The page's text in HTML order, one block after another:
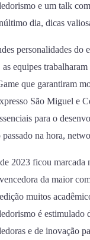
e um talk
dia, dicas
personalidades do
as equipes
que garantiram
São Miguel e
para o
passado na hora,
2023 ficou marcada
da maior
muitos
é estimulado
e de inovação